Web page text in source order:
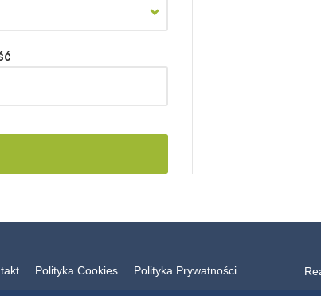
Polityka Cookies Polityka Prywatności